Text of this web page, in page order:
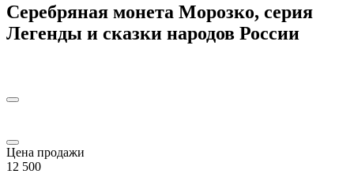
Серебряная монета Морозко, серия
Легенды и сказки народов России
Цена продажи
12 500